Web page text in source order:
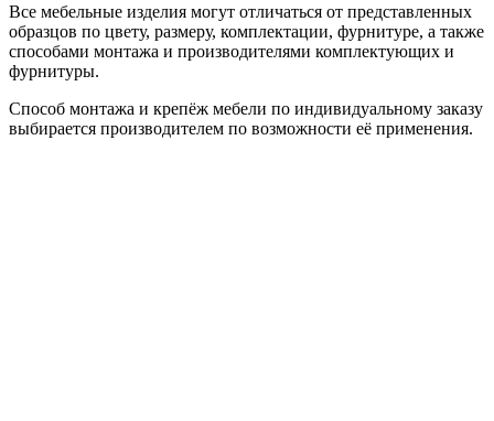
Все мебельные изделия могут отличаться от представленных
образцов по цвету, размеру, комплектации, фурнитуре, а также
способами монтажа и производителями комплектующих и
фурнитуры.
Способ монтажа и крепёж мебели по индивидуальному заказу
выбирается производителем по возможности её применения.